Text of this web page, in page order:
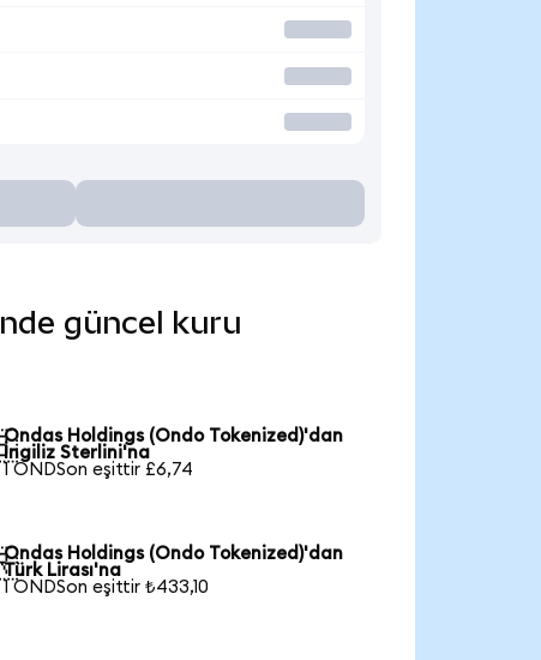
güncel kuru
Ondas Holdings (Ondo Tokenized)'dan
İngiliz Sterlini'na
1 ONDSon eşittir £6,74
Ondas Holdings (Ondo Tokenized)'dan
Türk Lirası'na
1 ONDSon eşittir ₺433,10